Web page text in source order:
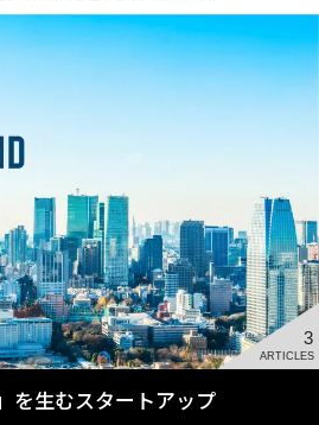
3
ARTICLES
を生むスタートアップ